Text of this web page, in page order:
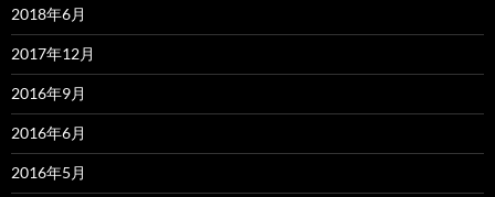
2018年6月
2017年12月
2016年9月
2016年6月
2016年5月